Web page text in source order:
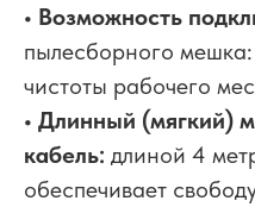
• Возможность
пылесборного
чистоты рабочего
• Длинный (мягкий)
кабель: длиной 4
обеспечивает